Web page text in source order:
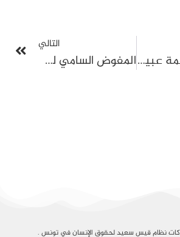
تأجيل محاكمة عبير موسي إلى 15 ماي بعد مقاطعتها للجلسة في قضية هيئة الانتخابات
التالي
المفوض السامي لحقوق الإنسان: الأحكام القاسية في قضية “التآمر” تمثل انتكاسة للعدالة وسيادة القانون
نظام قيس سعيد لحقوق الإنسان في تونس .